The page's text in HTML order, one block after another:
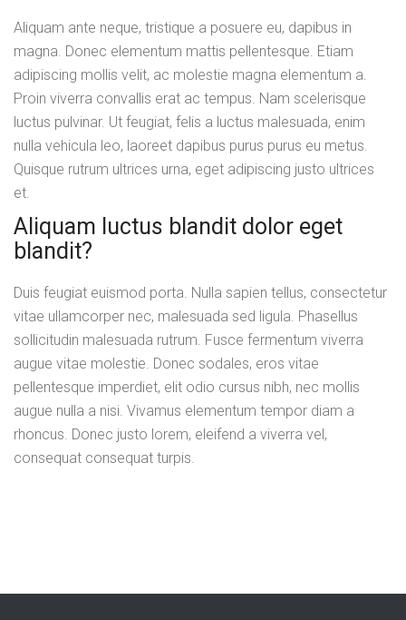
Aliquam ante neque, tristique a posuere eu, dapibus in
magna. Donec elementum mattis pellentesque. Etiam
adipiscing mollis velit, ac molestie magna elementum a.
Proin viverra convallis erat ac tempus. Nam scelerisque
luctus pulvinar. Ut feugiat, felis a luctus malesuada, enim
nulla vehicula leo, laoreet dapibus purus purus eu metus.
Quisque rutrum ultrices urna, eget adipiscing justo ultrices
et.
Aliquam luctus blandit dolor eget
blandit?
Duis feugiat euismod porta. Nulla sapien tellus, consectetur
vitae ullamcorper nec, malesuada sed ligula. Phasellus
sollicitudin malesuada rutrum. Fusce fermentum viverra
augue vitae molestie. Donec sodales, eros vitae
pellentesque imperdiet, elit odio cursus nibh, nec mollis
augue nulla a nisi. Vivamus elementum tempor diam a
rhoncus. Donec justo lorem, eleifend a viverra vel,
consequat consequat turpis.